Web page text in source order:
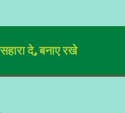
दे, बनाए रखे